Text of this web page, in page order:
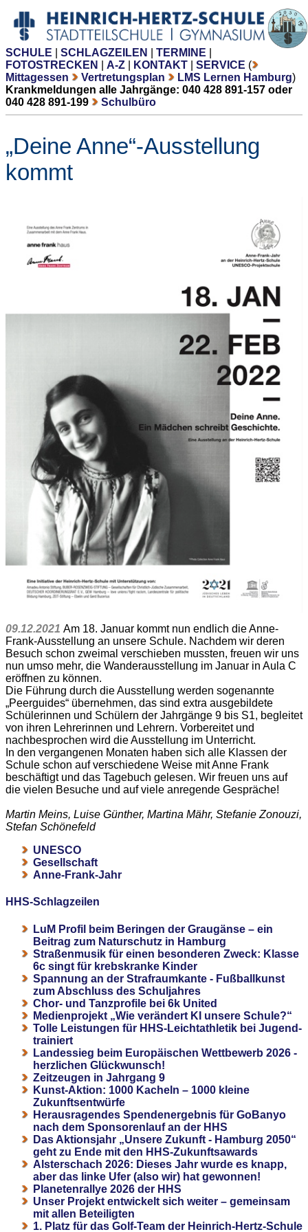
SCHULE SCHLAGZEILEN TERMINE
FOTOSTRECKEN
A-Z KONTAKT SERVICE (
Mittagessen
Vertretungsplan LMS Lernen Hamburg)
Krankmeldungen alle Jahrgänge: 040 428 891-157 oder
040 428 891-199
Schulbüro
„Deine Anne“-Ausstellung
kommt
09.12.2021 Am 18. Januar kommt nun endlich die Anne-
Frank-Ausstellung an unsere Schule. Nachdem wir deren
Besuch schon zweimal verschieben mussten, freuen wir uns
nun umso mehr, die Wanderausstellung im Januar in Aula C
eröffnen zu können.
Die Führung durch die Ausstellung werden sogenannte
„Peerguides“ übernehmen, das sind extra ausgebildete
Schülerinnen und Schülern der Jahrgänge 9 bis S1, begleitet
von ihren Lehrerinnen und Lehrern. Vorbereitet und
nachbesprochen wird die Ausstellung im Unterricht.
In den vergangenen Monaten haben sich alle Klassen der
Schule schon auf verschiedene Weise mit Anne Frank
beschäftigt und das Tagebuch gelesen. Wir freuen uns auf
die vielen Besuche und auf viele anregende Gespräche!
Martin Meins, Luise Günther, Martina Mähr, Stefanie Zonouzi,
Stefan Schönefeld
UNESCO
Gesellschaft
Anne-Frank-Jahr
HHS-Schlagzeilen
LuM Profil beim Beringen der Graugänse – ein
Beitrag zum Naturschutz in Hamburg
Straßenmusik für einen besonderen Zweck: Klasse
6c singt für krebskranke Kinder
Spannung an der Strafraumkante - Fußballkunst
zum Abschluss des Schuljahres
Chor- und Tanzprofile bei 6k United
Medienprojekt „Wie verändert KI unsere Schule?“
Tolle Leistungen für HHS-Leichtathletik bei Jugend-
trainiert
Landessieg beim Europäischen Wettbewerb 2026 -
herzlichen Glückwunsch!
Zeitzeugen in Jahrgang 9
Kunst-Aktion: 1000 Kacheln – 1000 kleine
Zukunftsentwürfe
Herausragendes Spendenergebnis für GoBanyo
nach dem Sponsorenlauf an der HHS
Das Aktionsjahr „Unsere Zukunft - Hamburg 2050“
geht zu Ende mit den HHS-Zukunftsawards
Alsterschach 2026: Dieses Jahr wurde es knapp,
aber das linke Ufer (also wir) hat gewonnen!
Planetenrallye 2026 der HHS
Unser Projekt entwickelt sich weiter – gemeinsam
mit allen Beteiligten
1. Platz für das Golf-Team der Heinrich-Hertz-Schule